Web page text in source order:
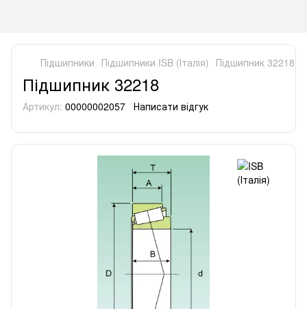
Підшипники Підшипники ISB (Італія) Підшипник 32218
Підшипник 32218
Артикул: 00000002057 Написати відгук